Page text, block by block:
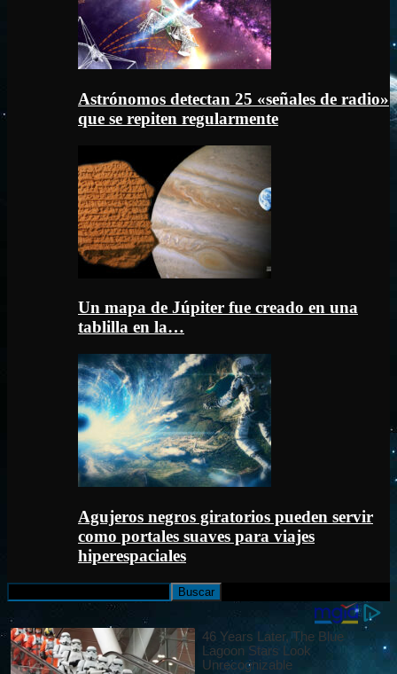
Astrónomos detectan 25 «señales de radio»
que se repiten regularmente
Un mapa de Júpiter fue creado en una
tablilla en la…
Agujeros negros giratorios pueden servir
como portales suaves para viajes
hiperespaciales